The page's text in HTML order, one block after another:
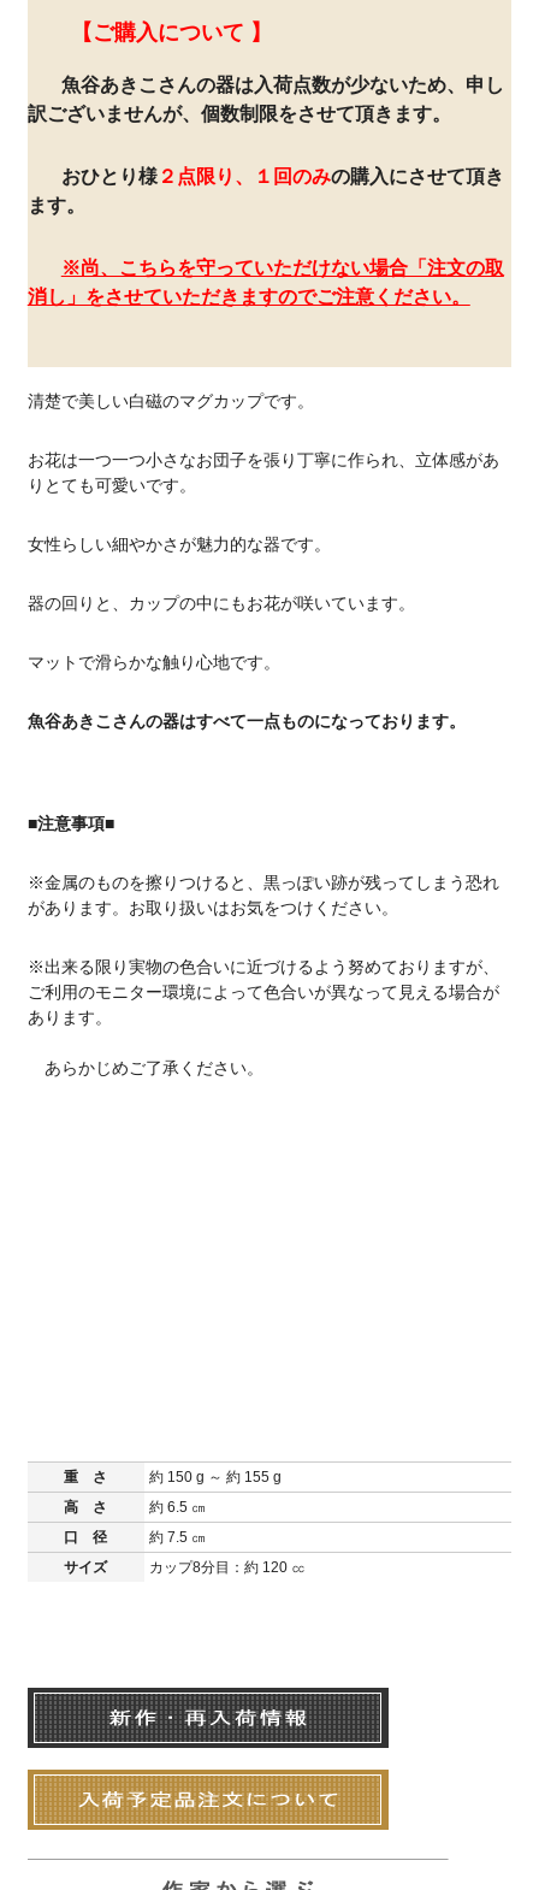
【ご購入について 】
魚谷あきこさんの器は入荷点数が少ないため、申し
訳ございませんが、個数制限をさせて頂きます。
おひとり様２点限り、１回のみの購入にさせて頂き
ます。
※尚、こちらを守っていただけない場合「注文の取
消し」をさせていただきますのでご注意ください。
清楚で美しい白磁のマグカップです。
お花は一つ一つ小さなお団子を張り丁寧に作られ、立体感があ
りとても可愛いです。
女性らしい細やかさが魅力的な器です。
器の回りと、カップの中にもお花が咲いています。
マットで滑らかな触り心地です。
魚谷あきこさんの器はすべて一点ものになっております。
■注意事項■
※金属のものを擦りつけると、黒っぽい跡が残ってしまう恐れ
があります。お取り扱いはお気をつけください。
※出来る限り実物の色合いに近づけるよう努めておりますが、
ご利用のモニター環境によって色合いが異なって見える場合が
あります。
あらかじめご了承ください。
重 さ
約 150 g ～ 約 155 g
高 さ
約 6.5 ㎝
口 径
約 7.5 ㎝
サイズ
カップ8分目：約 120 ㏄